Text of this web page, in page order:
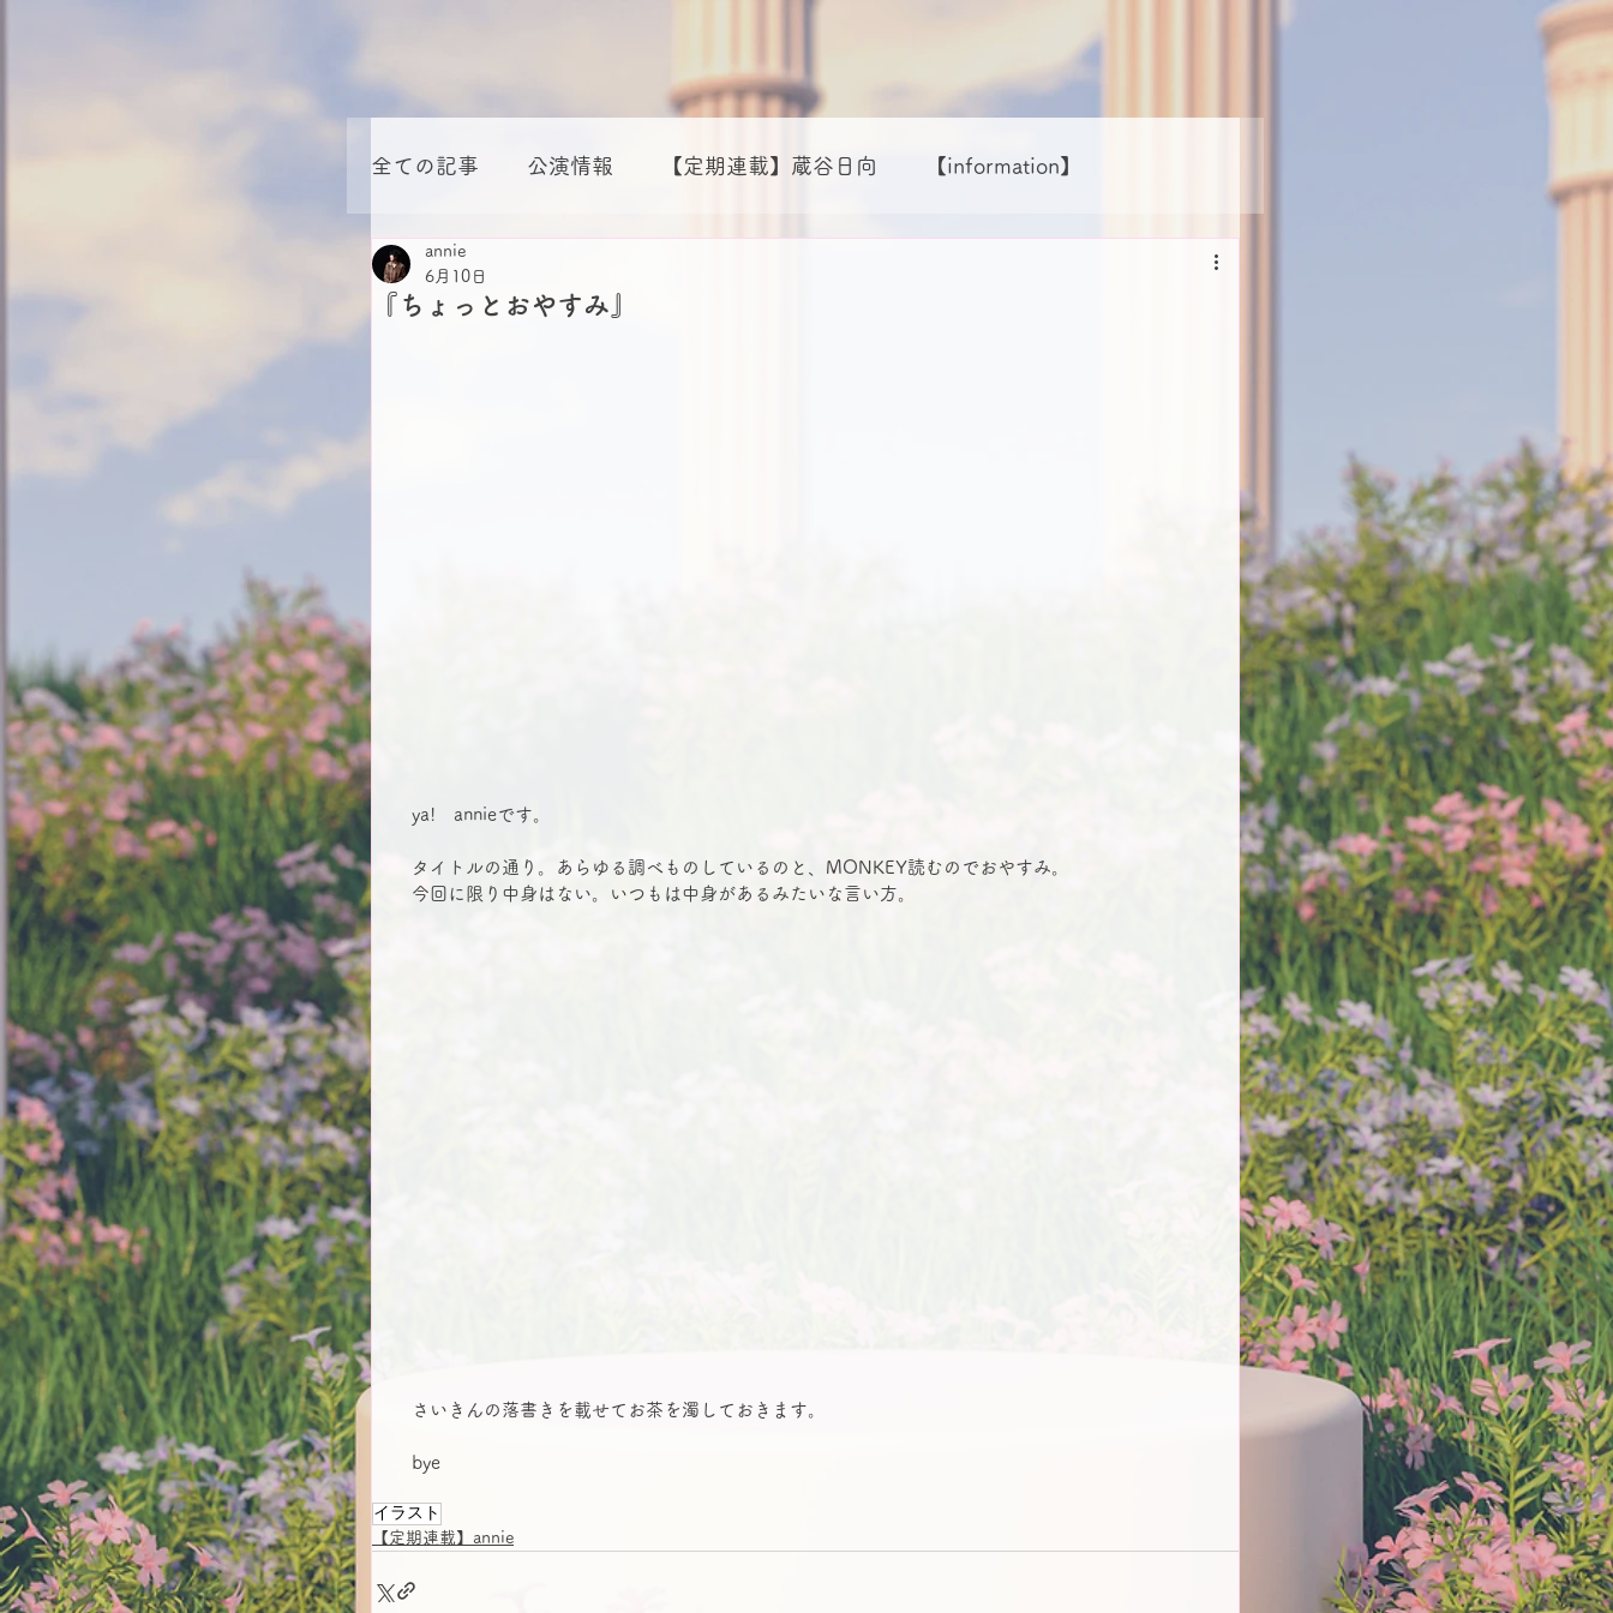
全ての記事 公演情報 【定期連載】蔵谷日向 【information】
平成.EXEの人々
『ちょっとおやすみ』
annie
6月10日
ya!　annieです。
タイトルの通り。あらゆる調べものしているのと、MONKEY読むのでおやすみ。
今回に限り中身はない。いつもは中身があるみたいな言い方。
さいきんの落書きを載せてお茶を濁しておきます。
bye
イラスト
【定期連載】annie